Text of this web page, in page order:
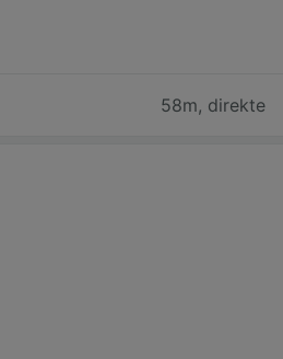
58m, direkte